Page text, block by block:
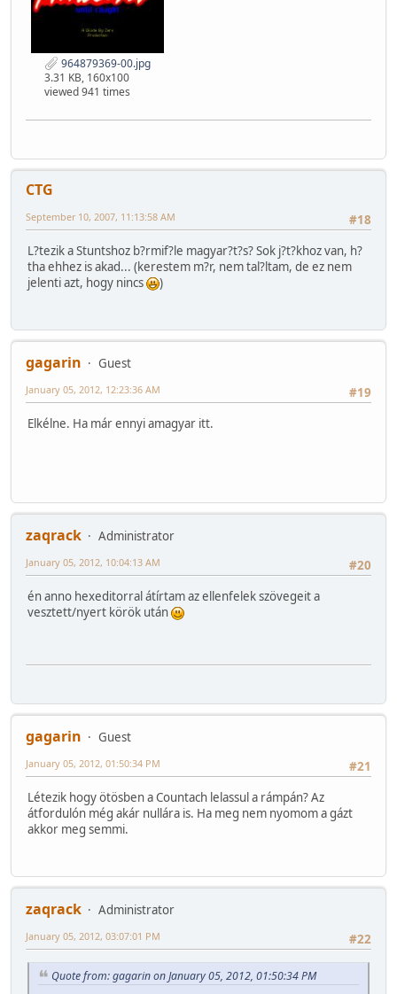
964879369-00.jpg
3.31 KB, 160x100
viewed 941 times
CTG
#18
September 10, 2007, 11:13:58 AM
L?tezik a Stuntshoz b?rmif?le magyar?t?s? Sok j?t?khoz van, h?
tha ehhez is akad... (kerestem m?r, nem tal?ltam, de ez nem
jelenti azt, hogy nincs
)
gagarin
Guest
#19
January 05, 2012, 12:23:36 AM
Elkélne. Ha már ennyi amagyar itt.
zaqrack
Administrator
#20
January 05, 2012, 10:04:13 AM
én anno hexeditorral átírtam az ellenfelek szövegeit a
vesztett/nyert körök után
gagarin
Guest
#21
January 05, 2012, 01:50:34 PM
Létezik hogy ötösben a Countach lelassul a rámpán? Az
átfordulón még akár nullára is. Ha meg nem nyomom a gázt
akkor meg semmi.
zaqrack
Administrator
#22
January 05, 2012, 03:07:01 PM
Quote from: gagarin on January 05, 2012, 01:50:34 PM